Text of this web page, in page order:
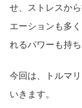
せ、ストレスか
エーションも多
れるパワーも持ち
今回は、トルマ
いきます。